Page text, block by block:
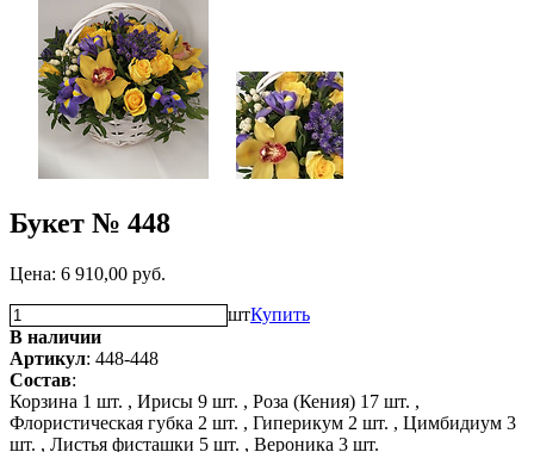
Букет № 448
Цена: 6 910,00 руб.
штКупить
В наличии
Артикул: 448-448
Состав:
Корзина 1 шт. , Ирисы 9 шт. , Роза (Кения) 17 шт. ,
Флористическая губка 2 шт. , Гиперикум 2 шт. , Цимбидиум 3
шт. , Листья фисташки 5 шт. , Вероника 3 шт.